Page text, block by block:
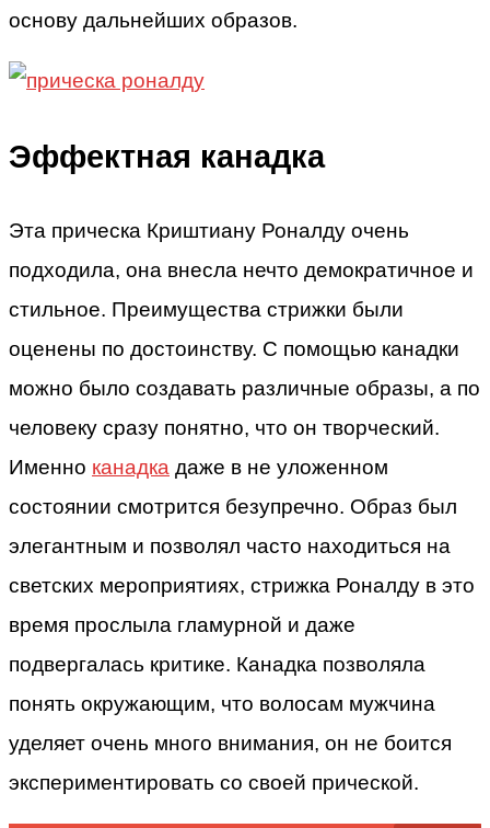
основу дальнейших образов.
Эффектная канадка
Эта прическа Криштиану Роналду очень
подходила, она внесла нечто демократичное и
стильное. Преимущества стрижки были
оценены по достоинству. С помощью канадки
можно было создавать различные образы, а по
человеку сразу понятно, что он творческий.
Именно канадка даже в не уложенном
состоянии смотрится безупречно. Образ был
элегантным и позволял часто находиться на
светских мероприятиях, стрижка Роналду в это
время прослыла гламурной и даже
подвергалась критике. Канадка позволяла
понять окружающим, что волосам мужчина
уделяет очень много внимания, он не боится
экспериментировать со своей прической.